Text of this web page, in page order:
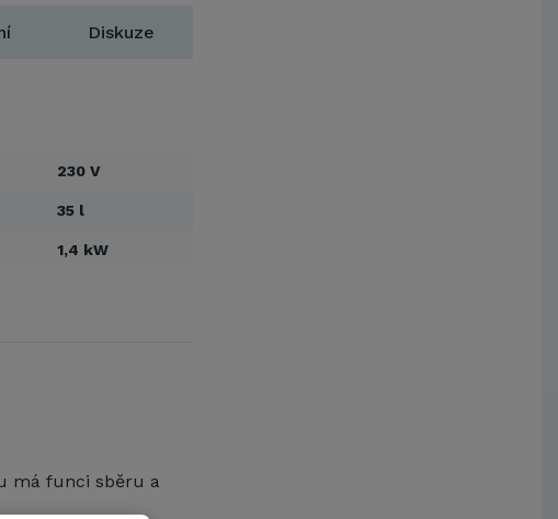
Diskuze
230 V
35 l
1,4 kW
má funci sběru a